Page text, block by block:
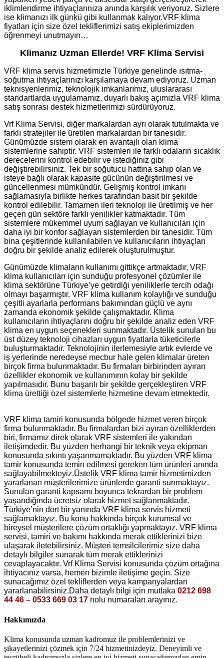
iklimlendirme ihtiyaçlarınıza anında karşılık veriyoruz. Sizlere
ise klimanızı ilk günkü gibi kullanmak kalıyor.VRF klima
fiyatları için size özel tekliflerimizi satış ekiplerimizden
öğrenmeyi unutmayın…
Klimanız Uzman Ellerde! VRF Klima Servisi
VRF klima servis hizmetimizle Türkiye genelinde ısıtma-
soğutma ihtiyaçlarınızı karşılamaya devam ediyoruz. Uzman
teknisyenlerimiz, teknolojik imkanlarımız, uluslararası
standartlarda uygulamamız, duyarlı bakış açımızla VRF klima
satış sonrası destek hizmetlerimizi sürdürüyoruz.
Vrf Klima Servisi, diğer markalardan ayrı olarak tutulmakta ve
farklı stratejiler ile üretilen markalardan bir tanesidir.
Günümüzde sistem olarak en avantajlı olan klima
sistemlerine sahiptir. VRF sistemleri ile farklı odaların sıcaklık
derecelerini kontrol edebilir ve istediğiniz gibi
değiştirebilirsiniz. Tek bir soğutucu hattına sahip olan ve
isteye bağlı olarak kapasite gücünün değiştirilmesi ve
güncellenmesi mümkündür. Gelişmiş kontrol imkanı
sağlamasıyla birlikte herkes tarafından basit bir şekilde
kontrol edilebilir. Tamamen ileri teknoloji ile üretilmiş ve her
geçen gün sektöre farklı yenilikler katmaktadır. Tüm
sistemlere mükemmel uyum sağlayan ve kullanıcıları için
daha iyi bir konfor sağlayan sistemlerden bir tanesidir. Tüm
bina çeşitlerinde kullanılabilen ve kullanıcıların ihtiyaçları
doğru bir şekilde analiz edilerek oluşturulmuştur.
Günümüzde klimaların kullanımı gittikçe artmaktadır, VRF
klima kullanıcıları için sunduğu profesyonel çözümler ile
klima sektörüne Türkiye’ye getirdiği yeniliklerle tercih odağı
olmayı başarmıştır. VRF klima kullanım kolaylığı ve sunduğu
çeşitli ayarlarla performans bakımından güçlü ve aynı
zamanda ekonomik şekilde çalışmaktadır. Klima
kullanıcıların ihtiyaçlarını doğru bir şekilde analiz eden VRF
klima en uygun seçenekleri sunmaktadır. Üstelik sunulan bu
üst düzey teknoloji cihazları uygun fiyatlarla tüketicilerle
buluşturmaktadır. Teknolojinin ilerlemesiyle artık evlerde ve
iş yerlerinde neredeyse mecbur hale gelen klimalar üreten
birçok firma bulunmaktadır. Bu firmaları birbirinden ayıran
özellikler ekonomik ve kullanımının kolay bir şekilde
yapılmasıdır. Bunu başarılı bir şekilde gerçekleştiren VRF
klima ürettiği özel sistemlerle hizmetine devam etmektedir.
VRF klima tamiri konusunda bölgede hizmet veren birçok
firma bulunmaktadır. Bu firmalardan bizi ayıran özelliklerden
biri, firmamız direk olarak VRF sistemleri ile yakından
iletişimdedir. Bu yüzden herhangi bir teknik veya ekipman
konusunda sıkıntı yaşanmamaktadır. Bu yüzden VRF klima
tamir konusunda temin edilmesi gereken tüm ürünleri anında
sağlayabilmekteyiz.Üstelik VRF klima tamir hizmetimizden
yararlanan müşterilerimize ürünlerde garanti sunmaktayız.
Sunulan garanti kapsamı boyunca tekrardan bir problem
yaşandığında ücretsiz olarak hizmet sağlanmaktadır.
Türkiye’nin dört bir yanında VRF klima servis hizmeti
sağlamaktayız. Bu konu hakkında birçok kurumsal ve
bireysel müşterilere çözüm ortaklığı yapmaktayız. VRF klima
servisi, tamiri ve bakımı hakkında merak ettiklerinizi bize
ulaşarak iletebilirsiniz. Müşteri temsilcilerimiz size daha
detaylı bilgiler sunarak tüm merak ettiklerinizi
cevaplayacaktır. Vrf Klima Servisi konusunda çözüm ortağına
ihtiyacınız varsa, hemen bizimle iletişime geçin. Size
sunacağımız özel tekliflerden veya kampanyalardan
yararlanabilirsiniz.Daha detaylı bilgi için mutlaka 0212 698
44 46 – 0533 669 03 17 nolu numaraları arayınız.
Hakkımızda
Klima konusunda uzman kadromuz ile problemlerinizi ve
şikayetlerinizi çözmek için 7/24 hizmetinizdeyiz. Deneyimli ve